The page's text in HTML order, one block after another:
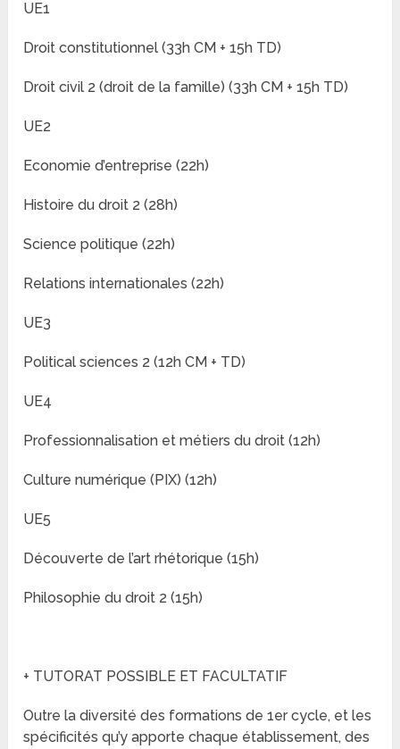
UE1
Droit constitutionnel (33h CM + 15h TD)
Droit civil 2 (droit de la famille) (33h CM + 15h TD)
UE2
Economie d’entreprise (22h)
Histoire du droit 2 (28h)
Science politique (22h)
Relations internationales (22h)
UE3
Political sciences 2 (12h CM + TD)
UE4
Professionnalisation et métiers du droit (12h)
Culture numérique (PIX) (12h)
UE5
Découverte de l’art rhétorique (15h)
Philosophie du droit 2 (15h)
+ TUTORAT POSSIBLE ET FACULTATIF
Outre la diversité des formations de 1er cycle, et les
spécificités qu’y apporte chaque établissement, des